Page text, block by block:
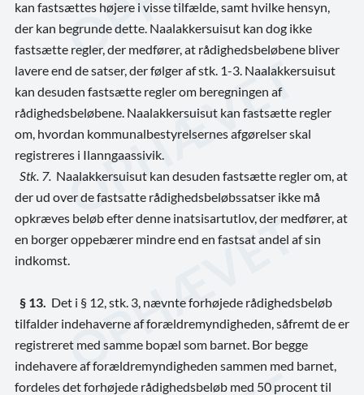
kan fastsættes højere i visse tilfælde, samt hvilke hensyn,
der kan begrunde dette. Naalakkersuisut kan dog ikke
fastsætte regler, der medfører, at rådighedsbeløbene bliver
lavere end de satser, der følger af stk. 1-3. Naalakkersuisut
kan desuden fastsætte regler om beregningen af
rådighedsbeløbene. Naalakkersuisut kan fastsætte regler
om, hvordan kommunalbestyrelsernes afgørelser skal
registreres i Ilanngaassivik.
Stk. 7. Naalakkersuisut kan desuden fastsætte regler om, at
der ud over de fastsatte rådighedsbeløbssatser ikke må
opkræves beløb efter denne inatsisartutlov, der medfører, at
en borger oppebærer mindre end en fastsat andel af sin
indkomst.
§ 13. Det i § 12, stk. 3, nævnte forhøjede rådighedsbeløb
tilfalder indehaverne af forældremyndigheden, såfremt de er
registreret med samme bopæl som barnet. Bor begge
indehavere af forældremyndigheden sammen med barnet,
fordeles det forhøjede rådighedsbeløb med 50 procent til